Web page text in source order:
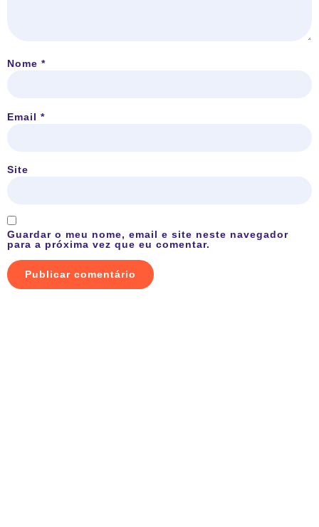
Nome *
Email *
Site
Guardar o meu nome, email e site neste navegador
para a próxima vez que eu comentar.